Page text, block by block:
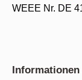
WEEE Nr. DE